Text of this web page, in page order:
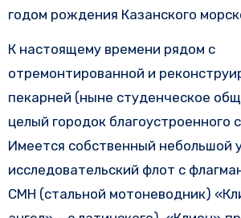
годом рождения Казанского
К настоящему времени рядом с
отремонтированной и
пекарней (ныне студенческое
целый городок благоустроенного
Имеется собственный небольшой
исследовательский флот с
СМН (стальной мотоневодник)